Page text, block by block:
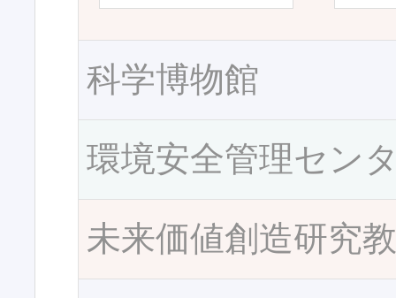
科学博物館
環境安全管理セン
未来価値創造研究